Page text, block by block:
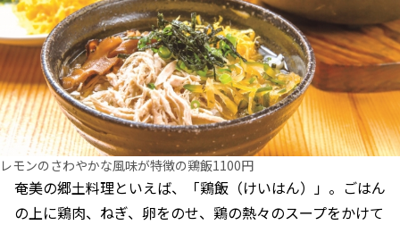
レモンのさわやかな風味が特徴の鶏飯1100円
奄美の郷土料理といえば、「鶏飯（けいはん）」。ごはん
の上に鶏肉、ねぎ、卵をのせ、鶏の熱々のスープをかけて